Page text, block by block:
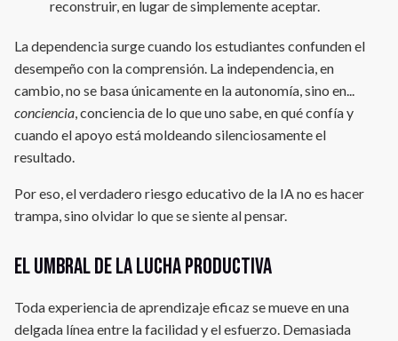
reconstruir, en lugar de simplemente aceptar.
La dependencia surge cuando los estudiantes confunden el
desempeño con la comprensión. La independencia, en
cambio, no se basa únicamente en la autonomía, sino en...
conciencia, conciencia de lo que uno sabe, en qué confía y
cuando el apoyo está moldeando silenciosamente el
resultado.
Por eso, el verdadero riesgo educativo de la IA no es hacer
trampa, sino olvidar lo que se siente al pensar.
El umbral de la lucha productiva
Toda experiencia de aprendizaje eficaz se mueve en una
delgada línea entre la facilidad y el esfuerzo. Demasiada